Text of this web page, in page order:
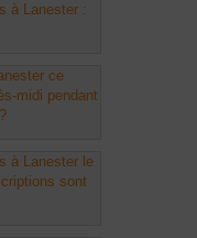
à Lanester :
ce
midi pendant
à Lanester le
sont